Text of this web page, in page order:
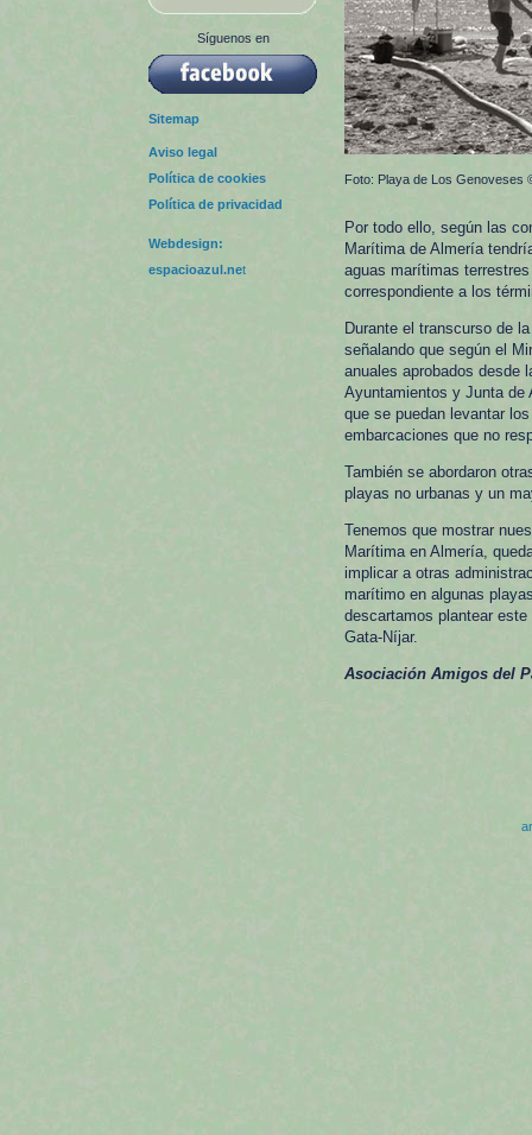
Síguenos en
Sitemap
Aviso legal
Política de cookies
Política de privacidad
Webdesign:
espacioazul.net
Foto: Playa de Los Genoveses
Por todo ello, según las
Marítima de Almería
aguas marítimas
correspondiente a los
Durante el transcurso de
señalando que según el
anuales aprobados desde
Ayuntamientos y Junta de
que se puedan levantar
embarcaciones que no
También se abordaron
playas no urbanas y un
Tenemos que mostrar
Marítima en Almería,
implicar a otras
marítimo en algunas
descartamos plantear
Gata-Níjar.
Asociación Amigos del